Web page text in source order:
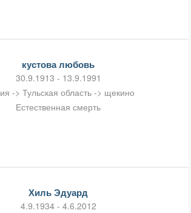
кустова любовь
30.9.1913 - 13.9.1991
-> Тульская область -> щекино
Естественная смерть
Хиль Эдуард
4.9.1934 - 4.6.2012